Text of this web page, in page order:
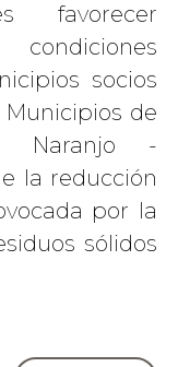
favorecer
socios
de
Naranjo -
la reducción
por la
sólidos